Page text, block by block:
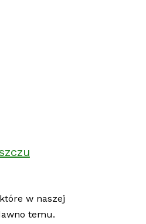
w naszej
temu.